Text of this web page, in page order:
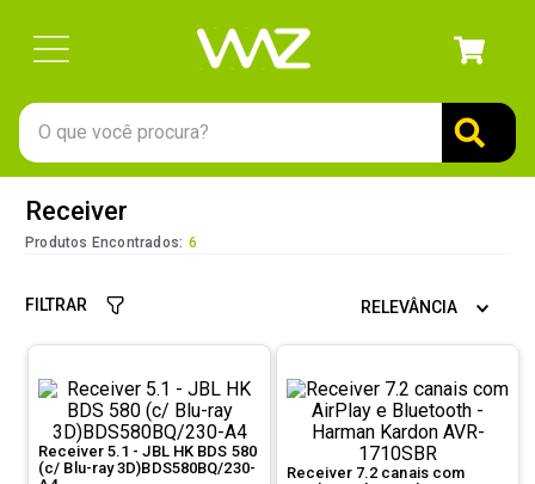
O que você procura?
Receiver
Produtos Encontrados: 6
FILTRAR RELEVÂNCIA
Receiver 5.1 - JBL HK BDS 580
(c/ Blu-ray 3D)BDS580BQ/230-
Receiver 7.2 canais com
4º
ssd
5º
openbox
6º
mouse
7º
jonsbo